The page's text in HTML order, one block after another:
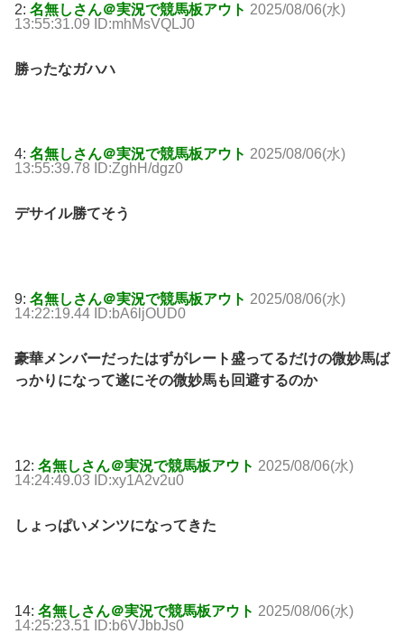
2: 名無しさん＠実況で競馬板アウト 2025/08/06(水)
13:55:31.09 ID:mhMsVQLJ0
勝ったなガハハ
4: 名無しさん＠実況で競馬板アウト 2025/08/06(水)
13:55:39.78 ID:ZghH/dgz0
デサイル勝てそう
9: 名無しさん＠実況で競馬板アウト 2025/08/06(水)
14:22:19.44 ID:bA6ljOUD0
豪華メンバーだったはずがレート盛ってるだけの微妙馬ば
っかりになって遂にその微妙馬も回避するのか
12: 名無しさん＠実況で競馬板アウト 2025/08/06(水)
14:24:49.03 ID:xy1A2v2u0
しょっぱいメンツになってきた
14: 名無しさん＠実況で競馬板アウト 2025/08/06(水)
14:25:23.51 ID:b6VJbbJs0